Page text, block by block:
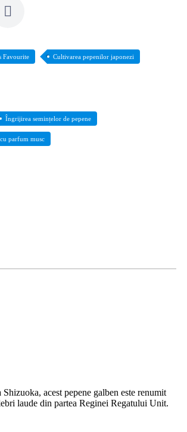
Favourite Cultivarea pepenilor japonezi
Îngrijirea semințelor de pepene
parfum musc
acest pepene galben este renumit
laude din partea Reginei Regatului Unit.